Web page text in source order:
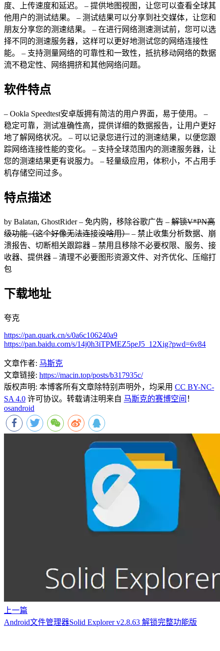
度、上传速度和延迟。 – 提供地图视图，让您可以查看全球其
他用户的测试结果。 – 测试结果可以分享到社交媒体，让您和
朋友分享您的测速结果。 – 在进行网络测速测试前，您可以选
择不同的测速服务器，这样可以更好地测试您的网络连接性
能。 – 支持测量网络的可靠性和一致性，抵抗移动网络的数据
流不稳定性、网络拥挤和其他网络问题。
软件特点
– Ookla Speedtest安卓版拥有简洁的用户界面，易于使用。 –
稳定可靠，测试准确性高，提供详细的数据报告，让用户更好
地了解网络状况。 – 可以记录您进行过的测速结果，以便您跟
踪网络连接性能的变化。 – 支持全球范围内的测速服务器，让
您的测速结果更有说服力。 – 轻量级应用，体积小，不占用手
机存储空间过多。
特点描述
by Balatan, GhostRider – 免内购，移除谷歌广告 – 解锁V*PN高
级功能（这个好像无法连接没啥用） – 禁止收集分析数据、崩
溃报告、切断相关跟踪器 – 禁用且移除不必要权限、服务、接
收器、提供器 – 清理不必要图形资源文件、对齐优化、压缩打
包
下载地址
夸克
https://pan.quark.cn/s/0a6c106240a9
https://pan.baidu.com/s/14j0h3iTPMEZ5peJ5_12Xig?pwd=6v84
文章作者: 马斯克
文章链接: https://macin.top/posts/b317935c/
版权声明: 本博客所有文章除特别声明外，均采用 CC BY-NC-
SA 4.0 许可协议。转载请注明来自 马斯克的赛博空间 ！
osandroid
上一篇
Android文件管理器Solid Explorer v2.8.63 解锁完整功能版